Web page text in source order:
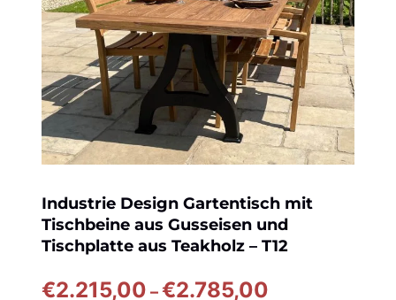
Industrie Design Gartentisch mit
Tischbeine aus Gusseisen und
Tischplatte aus Teakholz – T12
€2.215,00 –€2.785,00